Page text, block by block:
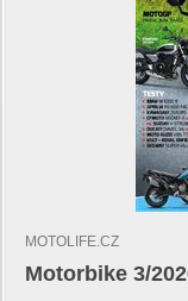
MOTOLIFE.CZ
Motorbike 3/